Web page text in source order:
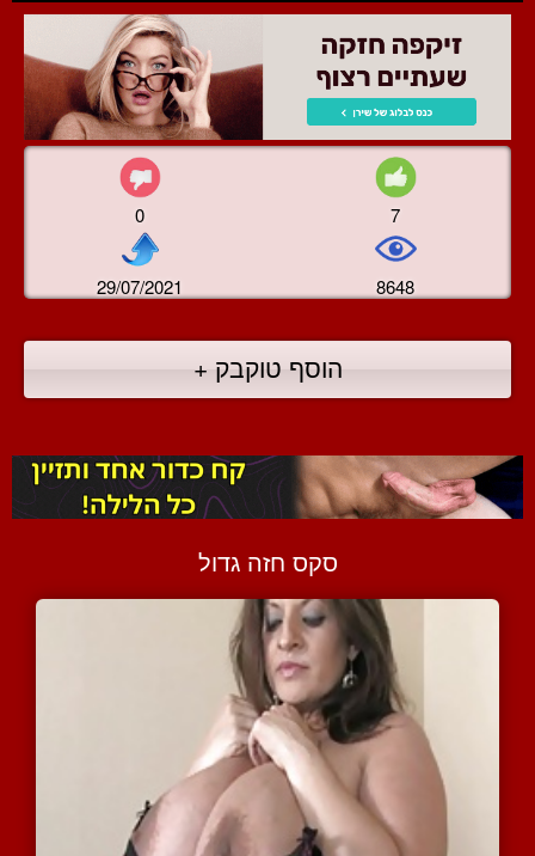
0 7
29/07/2021 8648
הוסף טוקבק +
סקס חזה גדול